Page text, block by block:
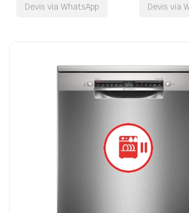
Devis via WhatsApp Devis via